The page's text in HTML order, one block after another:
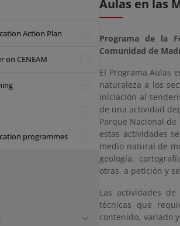
Action Plan
CENEAM
programmes
Aulas en las
Programa de la
Comunidad de
El Programa Aulas
naturaleza a los
iniciación al
de una actividad
Parque Nacional
estas actividades
medio natural de
geología,
otras, a petición y
Las actividades
técnicas que
contenido, variado